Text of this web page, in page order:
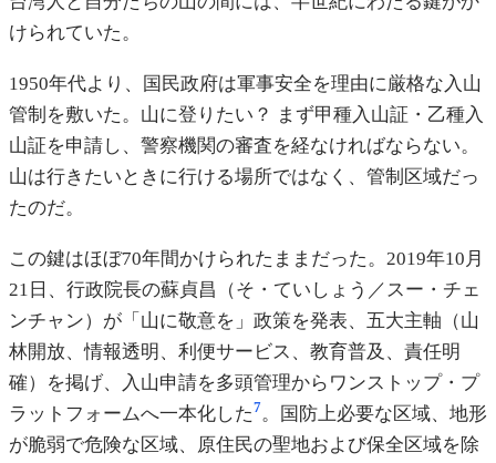
けられていた。
1950年代より、国民政府は軍事安全を理由に厳格な入山
管制を敷いた。山に登りたい？ まず甲種入山証・乙種入
山証を申請し、警察機関の審査を経なければならない。
山は行きたいときに行ける場所ではなく、管制区域だっ
たのだ。
この鍵はほぼ70年間かけられたままだった。2019年10月
21日、行政院長の蘇貞昌（そ・ていしょう／スー・チェ
ンチャン）が「山に敬意を」政策を発表、五大主軸（山
林開放、情報透明、利便サービス、教育普及、責任明
確）を掲げ、入山申請を多頭管理からワンストップ・プ
ラットフォームへ一本化した7。国防上必要な区域、地形
が脆弱で危険な区域、原住民の聖地および保全区域を除